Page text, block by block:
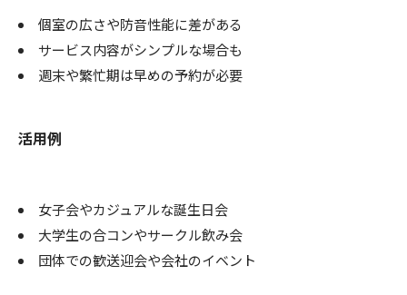
個室の広さや防音性能に差がある
サービス内容がシンプルな場合も
週末や繁忙期は早めの予約が必要
活用例
女子会やカジュアルな誕生日会
大学生の合コンやサークル飲み会
団体での歓送迎会や会社のイベント